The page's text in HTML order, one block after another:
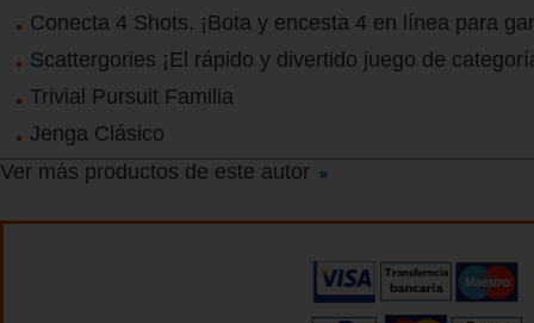
Conecta 4 Shots. ¡Bota y encesta 4 en línea para
Scattergories ¡El rápido y divertido juego de
Trivial Pursuit Familia
Jenga Clásico
Ver más productos de este autor